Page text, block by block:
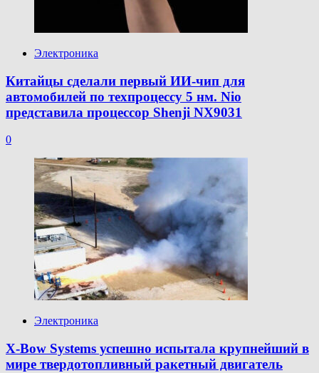
Электроника
Китайцы сделали первый ИИ-чип для
автомобилей по техпроцессу 5 нм. Nio
представила процессор Shenji NX9031
0
Электроника
X-Bow Systems успешно испытала крупнейший в
мире твердотопливный ракетный двигатель